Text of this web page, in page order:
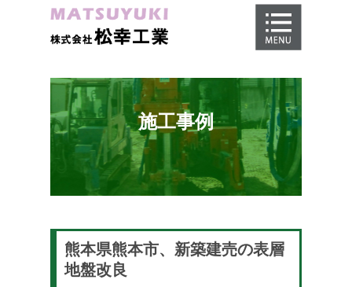
地盤改良工事
施工事例
熊本県熊本市、新築建売の表層
地盤改良